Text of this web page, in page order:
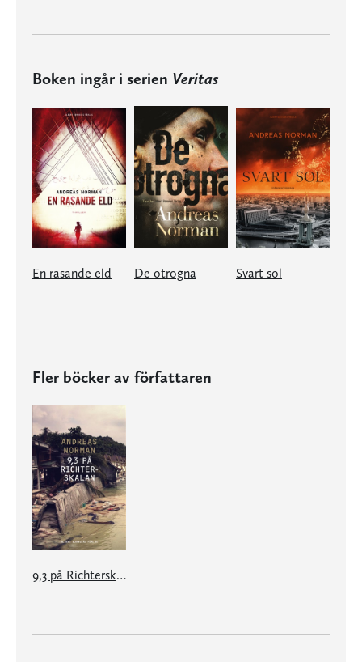
Boken ingår i serien Veritas
En rasande eld De otrogna Svart sol
Fler böcker av författaren
9,3 på Richterskalan